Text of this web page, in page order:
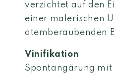
verzichtet auf den
einer malerischen
atemberaubenden
Vinifikation
Spontangärung mit